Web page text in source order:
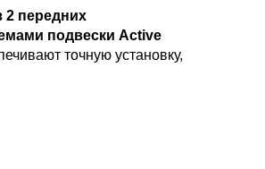
2 передних
подвески Active
точную установку,